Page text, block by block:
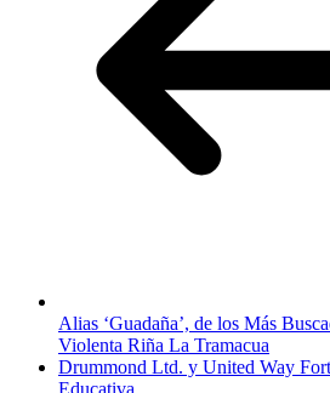
Alias ‘Guadaña’, de los Más
Violenta Riña La Tramacua
Drummond Ltd. y United Way